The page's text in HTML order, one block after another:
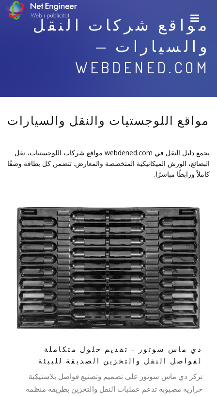
مواقع شركات النقل
والسيارات —
WEBDENED.COM
مواقع اللوجستيات والنقل والسيارات
يجمع دليل النقل في webdened.com مواقع شركات اللوجستيات، نقل
البضائع، الورش الميكانيكية المتخصصة والمعارض. تتضمن كل بطاقة وصفًا
كاملاً ورابطًا مباشرًا.
دي ماس سوتور - تقديم حلول متكاملة
لفواصل النقل والتخزين الصديقة للبيئة
تركز دي ماس سوتور على تصميم وتصنيع فواصل بلاستيكية
حرارية مصبوبة تدعم عمليات النقل والتخزين بطريقة منظمة